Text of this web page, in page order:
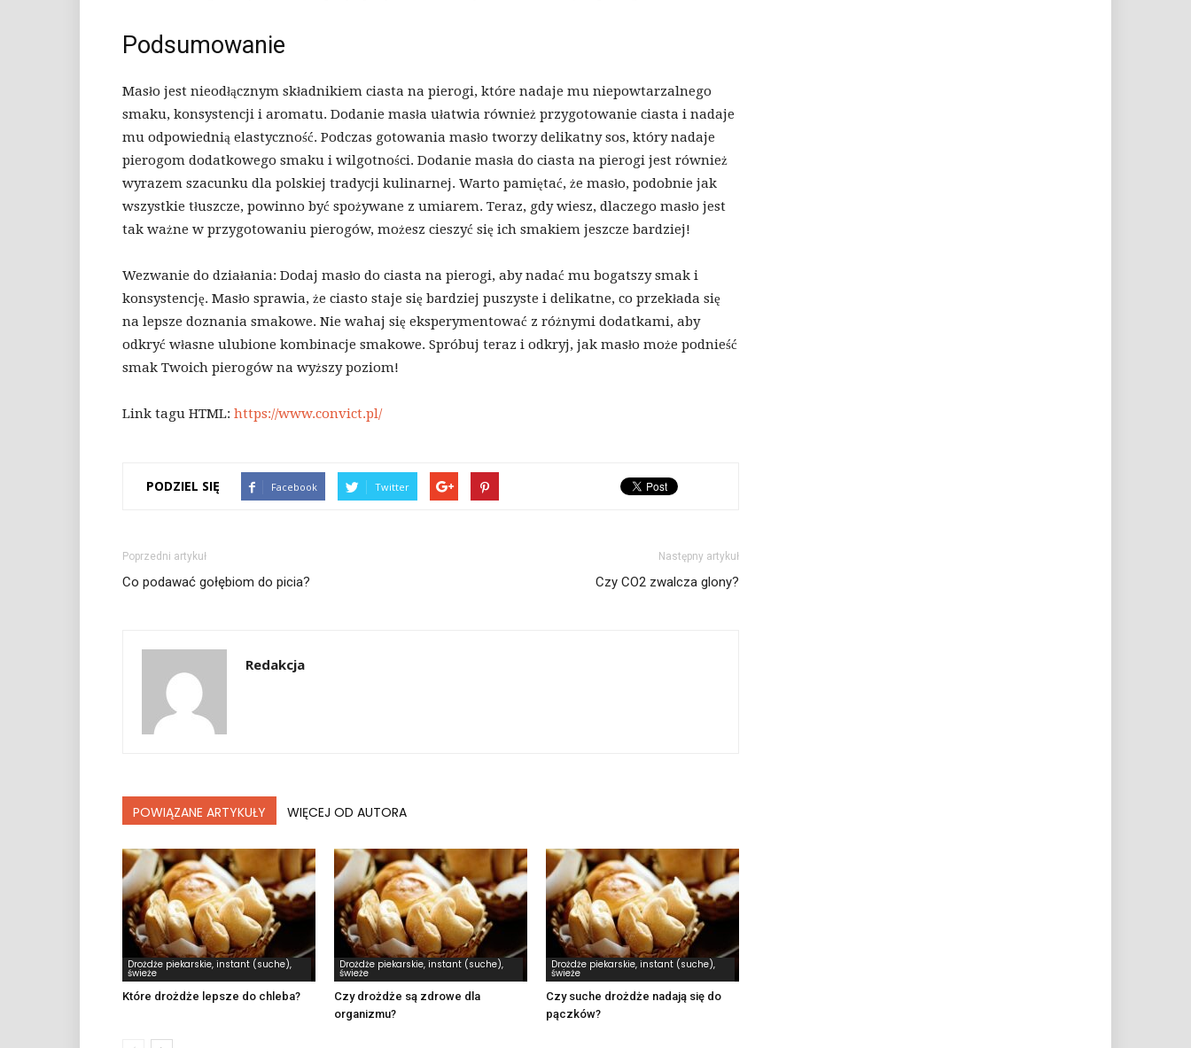
Podsumowanie
Masło jest nieodłącznym składnikiem ciasta na pierogi, które nadaje mu niepowtarzalnego
smaku, konsystencji i aromatu. Dodanie masła ułatwia również przygotowanie ciasta i nadaje
mu odpowiednią elastyczność. Podczas gotowania masło tworzy delikatny sos, który nadaje
pierogom dodatkowego smaku i wilgotności. Dodanie masła do ciasta na pierogi jest również
wyrazem szacunku dla polskiej tradycji kulinarnej. Warto pamiętać, że masło, podobnie jak
wszystkie tłuszcze, powinno być spożywane z umiarem. Teraz, gdy wiesz, dlaczego masło jest
tak ważne w przygotowaniu pierogów, możesz cieszyć się ich smakiem jeszcze bardziej!
Wezwanie do działania: Dodaj masło do ciasta na pierogi, aby nadać mu bogatszy smak i
konsystencję. Masło sprawia, że ciasto staje się bardziej puszyste i delikatne, co przekłada się
na lepsze doznania smakowe. Nie wahaj się eksperymentować z różnymi dodatkami, aby
odkryć własne ulubione kombinacje smakowe. Spróbuj teraz i odkryj, jak masło może podnieść
smak Twoich pierogów na wyższy poziom!
Link tagu HTML: https://www.convict.pl/
PODZIEL SIĘ Facebook Twitter
Poprzedni artykuł
Co podawać gołębiom do picia?
Następny artykuł
Czy CO2 zwalcza glony?
Redakcja
POWIĄZANE ARTYKUŁY WIĘCEJ OD AUTORA
Drożdże piekarskie, instant (suche),
świeże
Które drożdże lepsze do chleba?
Drożdże piekarskie, instant (suche),
świeże
Czy drożdże są zdrowe dla
organizmu?
Drożdże piekarskie, instant (suche),
świeże
Czy suche drożdże nadają się do
pączków?